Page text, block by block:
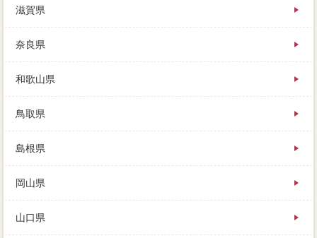
滋賀県
奈良県
和歌山県
鳥取県
島根県
岡山県
山口県